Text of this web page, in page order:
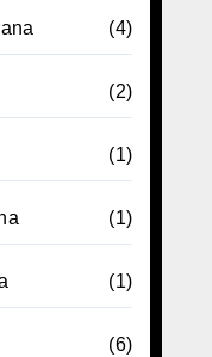
(4)
(2)
(1)
(1)
(1)
(6)